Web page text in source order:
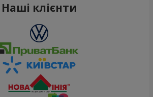
Наші клієнти